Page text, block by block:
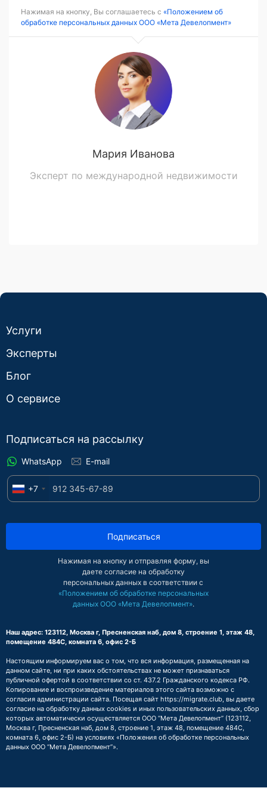
Нажимая на кнопку, Вы соглашаетесь с «Положением об
обработке персональных данных ООО «Мета Девелопмент»
Мария Иванова
Эксперт по международной недвижимости
Услуги
Эксперты
Блог
О сервисе
Подписаться на рассылку
WhatsApp E-mail
+7
Подписаться
Нажимая на кнопку и отправляя форму, вы
даете согласие на обработку
персональных данных в соответствии с
«Положением об обработке персональных
данных ООО «Мета Девелопмент».
Наш адрес: 123112, Москва г, Пресненская наб, дом 8, строение 1, этаж 48,
помещение 484С, комната 6, офис 2-Б
Настоящим информируем вас о том, что вся информация, размещенная на
данном сайте, ни при каких обстоятельствах не может признаваться
публичной офертой в соответствии со ст. 437.2 Гражданского кодекса РФ.
Копирование и воспроизведение материалов этого сайта возможно с
согласия администрации сайта. Посещая сайт https://migrate.club, вы даете
согласие на обработку данных cookies и иных пользовательских данных, сбор
которых автоматически осуществляется ООО “Мета Девелопмент” (123112,
Москва г, Пресненская наб, дом 8, строение 1, этаж 48, помещение 484С,
комната 6, офис 2-Б) на условиях «Положения об обработке персональных
данных ООО “Мета Девелопмент”».